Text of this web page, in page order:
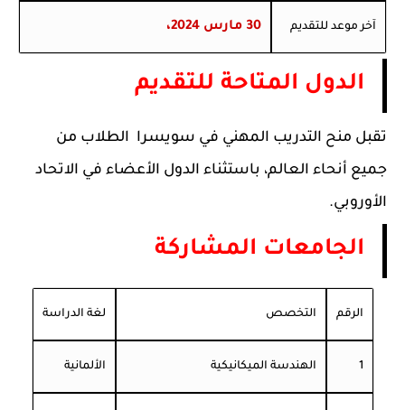
آخر موعد للتقديم 30 مارس 2024،
الدول المتاحة للتقديم
تقبل منح التدريب المهني في سويسرا الطلاب من
جميع أنحاء العالم، باستثناء الدول الأعضاء في الاتحاد
الأوروبي.
الجامعات المشاركة
الرقم التخصص لغة الدراسة
1 الهندسة الميكانيكية الألمانية